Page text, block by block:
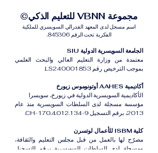
مجموعة VBNN للتعليم الذكي©
اسم مسجل لدى المعهد الفدرالي السويسري للملكية
الفكرية تحت الرقم 845306.
الجامعة السويسرية الدولية SIU
معتمدة من وزارة التعليم العالي والبحث العلمي
بموجب الترخيص رقم LS240001853.
أكاديمية AAHES أوتونوموس زيورخ
الأكاديمية السويسرية الدولية في زيورخ، سويسرا
مؤسسة مسجلة لدى السلطات السويسرية منذ عام
2013، برقم التسجيل CH-170.4.012.134-9.
كلية ISBM للأعمال لوتسرن
مصرّح لها بالعمل من قبل مجلس التعليم والثقافة،
ومسجلة لدى السلطات السويسرية برقم التسجيل